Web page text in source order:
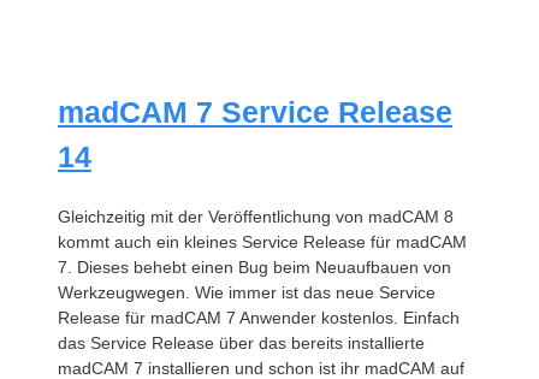
madCAM 7 Service Release
14
Gleichzeitig mit der Veröffentlichung von madCAM 8
kommt auch ein kleines Service Release für madCAM
7. Dieses behebt einen Bug beim Neuaufbauen von
Werkzeugwegen. Wie immer ist das neue Service
Release für madCAM 7 Anwender kostenlos. Einfach
das Service Release über das bereits installierte
madCAM 7 installieren und schon ist ihr madCAM auf